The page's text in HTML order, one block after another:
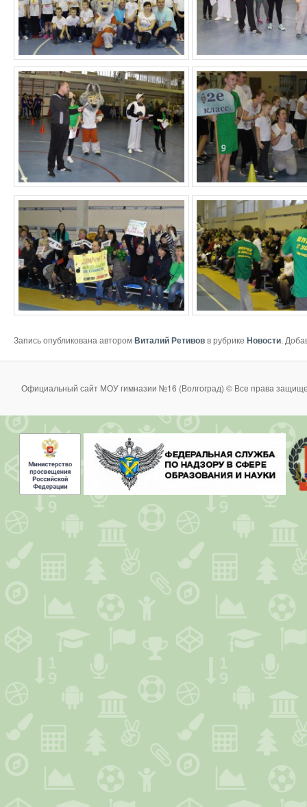
Запись опубликована авторомВиталий Ретивовв рубрике Новости.
Официальный сайт МОУ гимназии №16 (Волгоград) © Все права